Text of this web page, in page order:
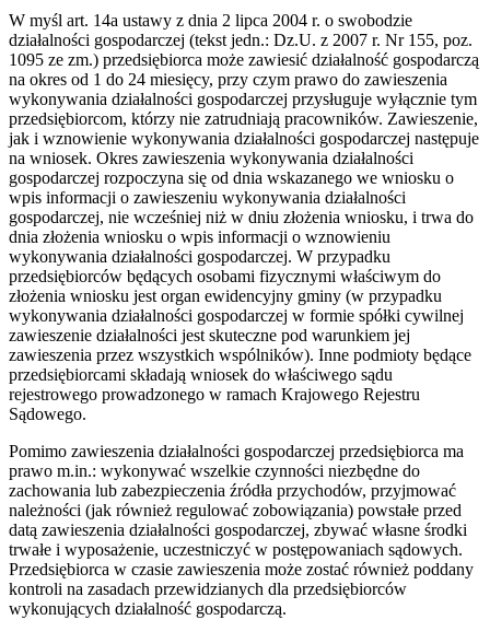
W myśl art. 14a ustawy z dnia 2 lipca 2004 r. o swobodzie
działalności gospodarczej (tekst jedn.: Dz.U. z 2007 r. Nr 155, poz.
1095 ze zm.) przedsiębiorca może zawiesić działalność gospodarczą
na okres od 1 do 24 miesięcy, przy czym prawo do zawieszenia
wykonywania działalności gospodarczej przysługuje wyłącznie tym
przedsiębiorcom, którzy nie zatrudniają pracowników. Zawieszenie,
jak i wznowienie wykonywania działalności gospodarczej następuje
na wniosek. Okres zawieszenia wykonywania działalności
gospodarczej rozpoczyna się od dnia wskazanego we wniosku o
wpis informacji o zawieszeniu wykonywania działalności
gospodarczej, nie wcześniej niż w dniu złożenia wniosku, i trwa do
dnia złożenia wniosku o wpis informacji o wznowieniu
wykonywania działalności gospodarczej. W przypadku
przedsiębiorców będących osobami fizycznymi właściwym do
złożenia wniosku jest organ ewidencyjny gminy (w przypadku
wykonywania działalności gospodarczej w formie spółki cywilnej
zawieszenie działalności jest skuteczne pod warunkiem jej
zawieszenia przez wszystkich wspólników). Inne podmioty będące
przedsiębiorcami składają wniosek do właściwego sądu
rejestrowego prowadzonego w ramach Krajowego Rejestru
Sądowego.
Pomimo zawieszenia działalności gospodarczej przedsiębiorca ma
prawo m.in.: wykonywać wszelkie czynności niezbędne do
zachowania lub zabezpieczenia źródła przychodów, przyjmować
należności (jak również regulować zobowiązania) powstałe przed
datą zawieszenia działalności gospodarczej, zbywać własne środki
trwałe i wyposażenie, uczestniczyć w postępowaniach sądowych.
Przedsiębiorca w czasie zawieszenia może zostać również poddany
kontroli na zasadach przewidzianych dla przedsiębiorców
wykonujących działalność gospodarczą.